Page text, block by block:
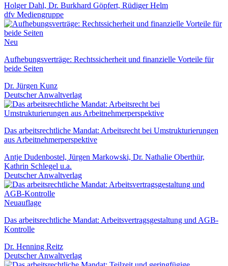
Holger Dahl, Dr. Burkhard Göpfert, Rüdiger Helm
dfv Mediengruppe
Neu
Aufhebungsverträge: Rechtssicherheit und finanzielle Vorteile für
beide Seiten
Dr. Jürgen Kunz
Deutscher Anwaltverlag
Das arbeitsrechtliche Mandat: Arbeitsrecht bei Umstrukturierungen
aus Arbeitnehmerperspektive
Antje Dudenbostel, Jürgen Markowski, Dr. Nathalie Oberthür,
Kathrin Schlegel u.a.
Deutscher Anwaltverlag
Neuauflage
Das arbeitsrechtliche Mandat: Arbeitsvertragsgestaltung und AGB-
Kontrolle
Dr. Henning Reitz
Deutscher Anwaltverlag